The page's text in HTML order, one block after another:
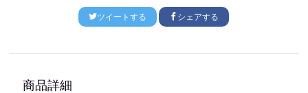
ツイートする シェアする
商品詳細